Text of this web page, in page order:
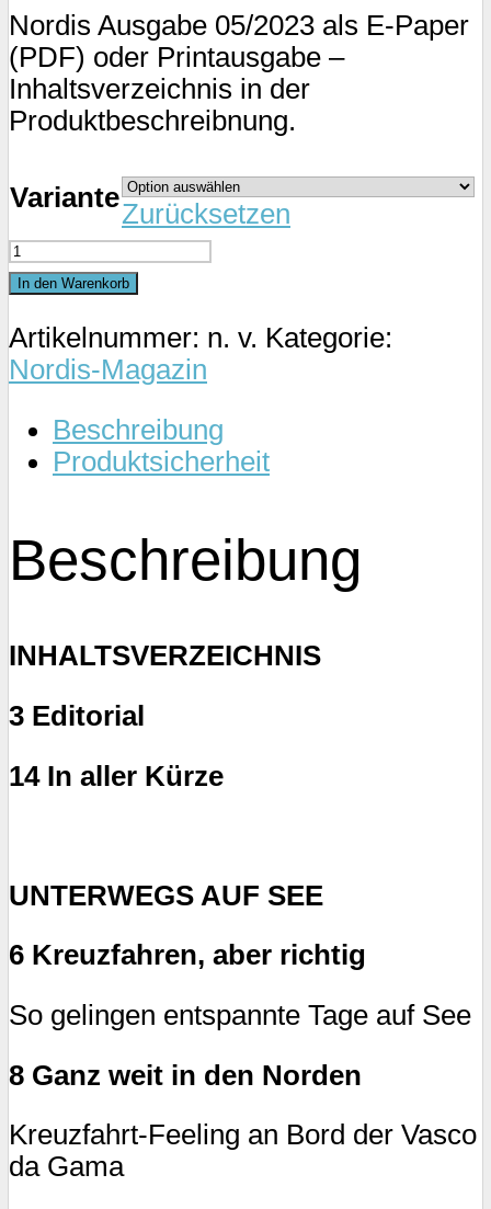
Nordis Ausgabe 05/2023 als E-Paper
(PDF) oder Printausgabe –
Inhaltsverzeichnis in der
Produktbeschreibnung.
Variante
Zurücksetzen
Nordis-
Magazin
Menge
In den Warenkorb
Artikelnummer: n. v. Kategorie:
Nordis-Magazin
Beschreibung
Produktsicherheit
Beschreibung
INHALTSVERZEICHNIS
3 Editorial
14 In aller Kürze
UNTERWEGS AUF SEE
6 Kreuzfahren, aber richtig
So gelingen entspannte Tage auf See
8 Ganz weit in den Norden
Kreuzfahrt-Feeling an Bord der Vasco
da Gama